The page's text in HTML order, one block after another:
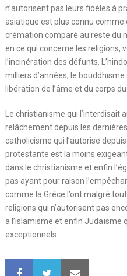
n’autorisent pas leurs fidèles à
asiatique est plus connu
crémation comparé au reste du
en ce qui concerne les religions,
l’incinération des défunts.
milliers d’années, le
libération de l’âme et du corps
Le christianisme qui
relâchement depuis les
catholicisme qui l’autorise
protestante est la moins
dans le christianisme et enfin
pas ayant pour raison
comme la Grèce l’ont malgré
religions qui n’autorisent pas
a l’islamisme et enfin Judaïsme
exceptionnels.